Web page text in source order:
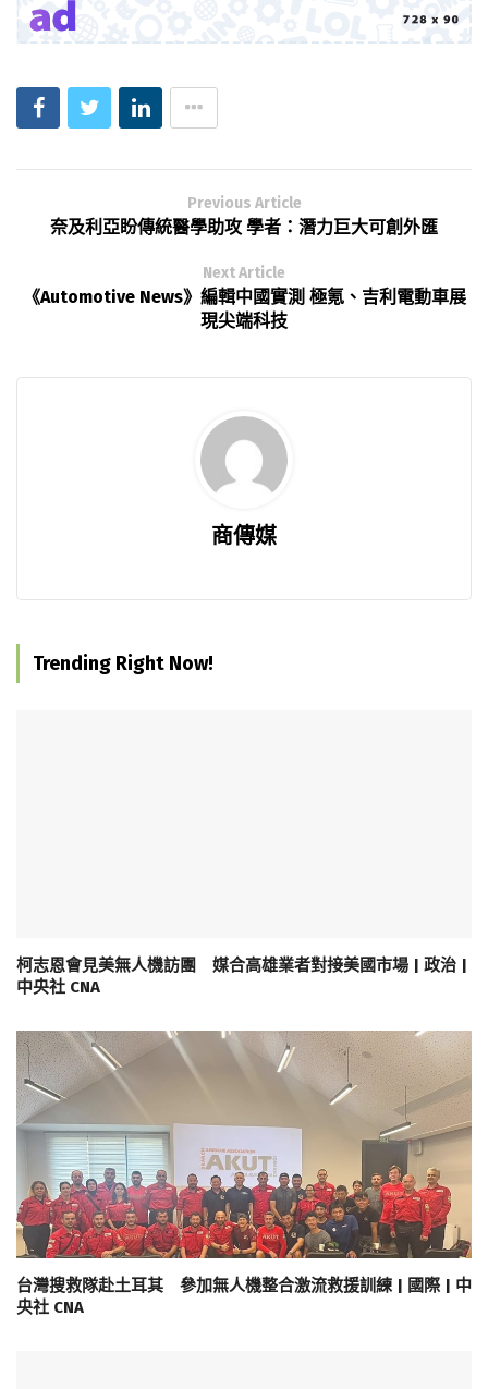
Previous Article
奈及利亞盼傳統醫學助攻 學者：潛力巨大可創外匯
Next Article
《Automotive News》編輯中國實測 極氪、吉利電動車展
現尖端科技
商傳媒
Trending Right Now!
柯志恩會見美無人機訪團 媒合高雄業者對接美國市場 | 政治 |
中央社 CNA
台灣搜救隊赴土耳其 參加無人機整合激流救援訓練 | 國際 | 中
央社 CNA